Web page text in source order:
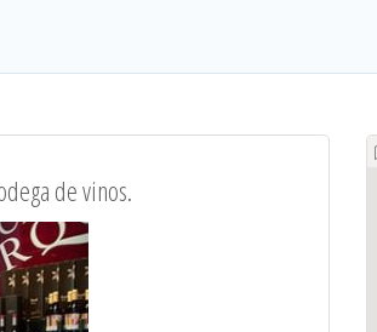
de vinos.